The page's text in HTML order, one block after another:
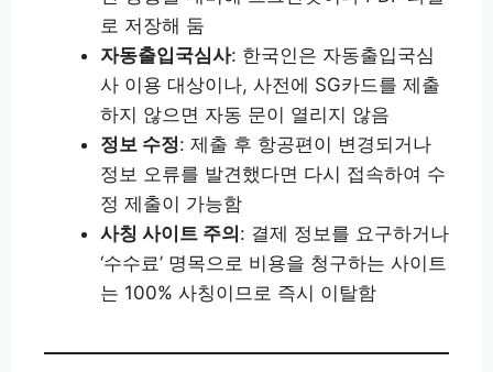
로 저장해 둠
자동출입국심사: 한국인은 자동출입국심
사 이용 대상이나, 사전에 SG카드를 제출
하지 않으면 자동 문이 열리지 않음
정보 수정: 제출 후 항공편이 변경되거나
정보 오류를 발견했다면 다시 접속하여 수
정 제출이 가능함
사칭 사이트 주의 : 결제 정보를 요구하거나
‘수수료’ 명목으로 비용을 청구하는 사이트
는 100% 사칭이므로 즉시 이탈함